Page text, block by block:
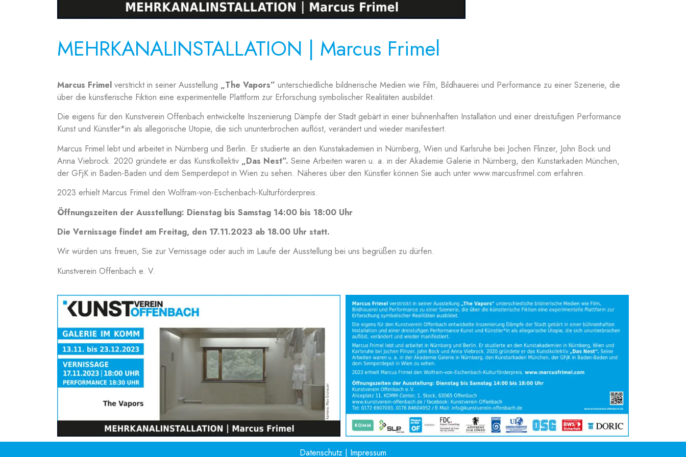
MEHRKANALINSTALLATION | Marcus Frimel
Marcus Frimel verstrickt in seiner Ausstellung „The Vapors” unterschiedliche bildnerische Medien wie Film, Bildhauerei und Performance zu einer Szenerie, die
über die künstlerische Fiktion eine experimentelle Plattform zur Erforschung symbolischer Realitäten ausbildet.
Die eigens für den Kunstverein Offenbach entwickelte Inszenierung Dämpfe der Stadt gebärt in einer bühnenhaften Installation und einer dreistufigen Performance
Kunst und Künstler*in als allegorische Utopie, die sich ununterbrochen auflöst, verändert und wieder manifestiert.
Marcus Frimel lebt und arbeitet in Nürnberg und Berlin. Er studierte an den Kunstakademien in Nürnberg, Wien und Karlsruhe bei Jochen Flinzer, John Bock und
Anna Viebrock. 2020 gründete er das Kunstkollektiv „Das Nest”. Seine Arbeiten waren u. a. in der Akademie Galerie in Nürnberg, den Kunstarkaden München,
der GFjK in Baden-Baden und dem Semperdepot in Wien zu sehen. Näheres über den Künstler können Sie auch unter www.marcusfrimel.com erfahren.
2023 erhielt Marcus Frimel den Wolfram-von-Eschenbach-Kulturförderpreis.
Öffnungszeiten der Ausstellung: Dienstag bis Samstag 14:00 bis 18:00 Uhr
Die Vernissage findet am Freitag, den 17.11.2023 ab 18.00 Uhr statt.
Wir würden uns freuen, Sie zur Vernissage oder auch im Laufe der Ausstellung bei uns begrüßen zu dürfen.
Kunstverein Offenbach e. V.
Datenschutz | Impressum